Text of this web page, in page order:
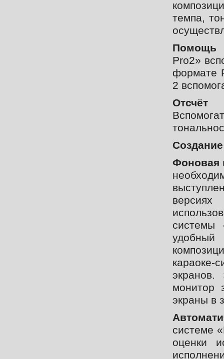
темпа,
Помощь
Pro2»
формате
2
Отсчёт
Фоновая
cистемы
удобный
караоке-
монитор
экраны в
системе
оценки